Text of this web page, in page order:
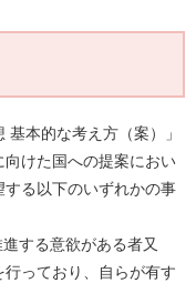
本的な考え方（案）」
けた国への提案におい
る以下のいずれかの事
する意欲がある者又
っており、自らが有す